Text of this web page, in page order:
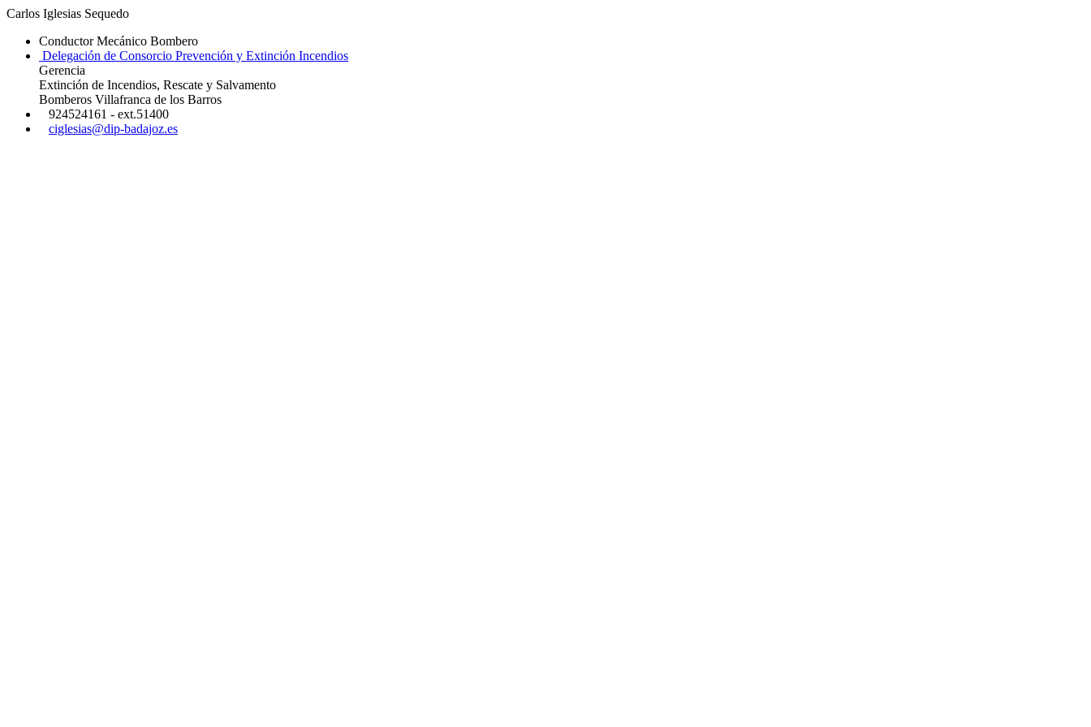
Carlos Iglesias Sequedo
Conductor Mecánico Bombero
Delegación de Consorcio Prevención y Extinción Incendios
Gerencia
Extinción de Incendios, Rescate y Salvamento
Bomberos Villafranca de los Barros
924524161 - ext.51400
ciglesias@dip-badajoz.es